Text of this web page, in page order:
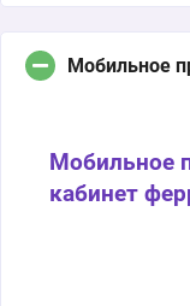
Мобильное
Мобильное
кабинет